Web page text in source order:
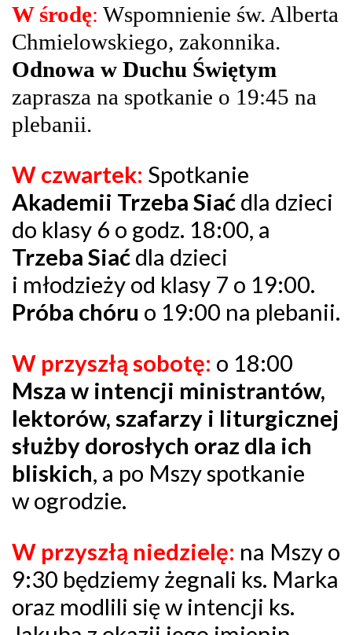
W środę: Wspomnienie św. Alberta
Chmielowskiego, zakonnika.
Odnowa w Duchu Świętym
zaprasza na spotkanie o 19:45 na
plebanii.
W czwartek: Spotkanie
Akademii Trzeba Siać dla dzieci
do klasy 6 o godz. 18:00, a
Trzeba Siać dla dzieci
i młodzieży od klasy 7 o 19:00.
Próba chóru o 19:00 na plebanii.
W przyszłą sobotę: o 18:00
Msza w intencji ministrantów,
lektorów, szafarzy i liturgicznej
służby dorosłych oraz dla ich
bliskich, a po Mszy spotkanie
w ogrodzie.
W przyszłą niedzielę: na Mszy o
9:30 będziemy żegnali ks. Marka
oraz modlili się w intencji ks.